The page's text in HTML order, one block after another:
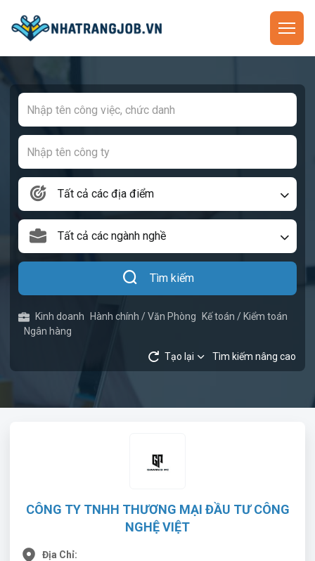
Tất cả các địa điểm
Tất cả các ngành nghề
Tìm kiếm
Kinh doanh Hành chính / Văn Phòng
Kế toán / Kiểm toán
Ngân hàng
Tạo lại Tìm kiếm nâng cao
CÔNG TY TNHH THƯƠNG MẠI ĐẦU TƯ CÔNG
NGHỆ VIỆT
Địa Chỉ: